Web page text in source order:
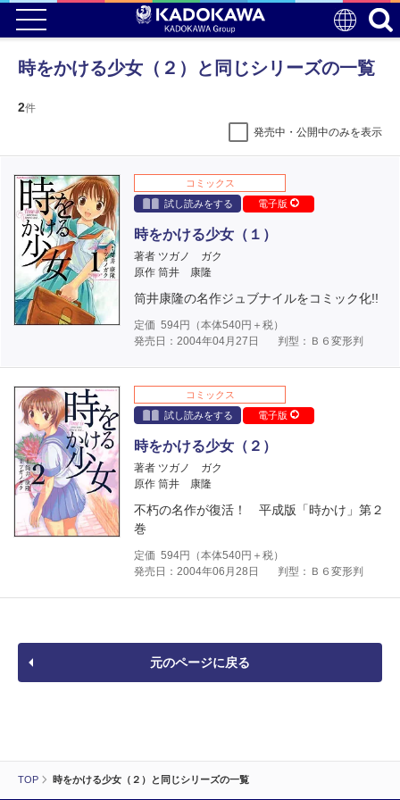
TOP 時をかける少女（２）と同じシリーズの一覧
時をかける少女（２）と同じシリーズの一覧
2件
発売中・公開中のみを表示
コミックス
試し読みをする
電子版
時をかける少女（１）
著者 ツガノ ガク
原作 筒井 康隆
筒井康隆の名作ジュブナイルをコミック化!!
定価 594円（本体540円＋税）
発売日：2004年04月27日
判型：Ｂ６変形判
コミックス
試し読みをする
電子版
時をかける少女（２）
著者 ツガノ ガク
原作 筒井 康隆
不朽の名作が復活！ 平成版「時かけ」第２
巻
定価 594円（本体540円＋税）
発売日：2004年06月28日
判型：Ｂ６変形判
元のページに戻る